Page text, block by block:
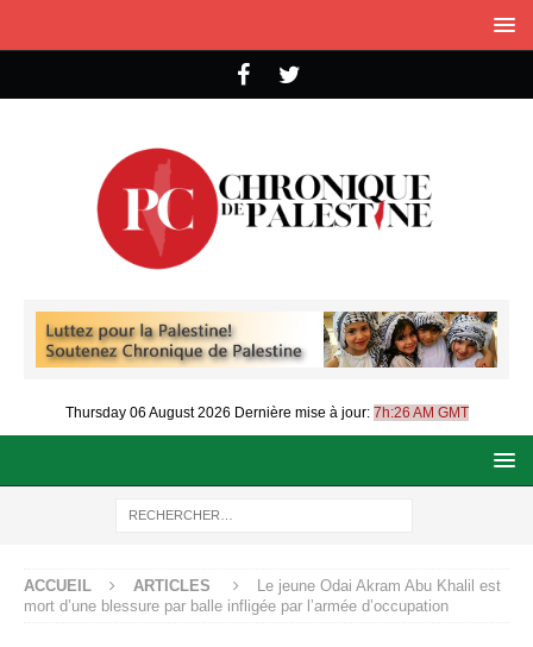
Thursday 06 August 2026 Dernière mise à jour: 7h:26 AM GMT
ACCUEIL ARTICLES
Le jeune Odai Akram Abu Khalil est
mort d’une blessure par balle infligée par l’armée d’occupation